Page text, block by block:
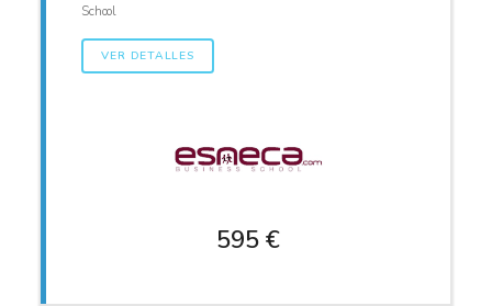
School
VER DETALLES
595 €